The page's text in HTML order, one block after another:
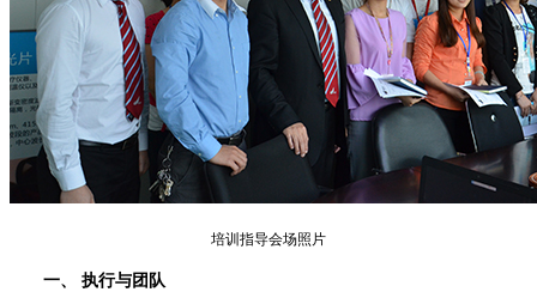
培训指导会场照片
一、 执行与团队